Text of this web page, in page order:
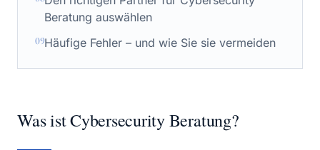
Beratung auswählen
09Häufige Fehler – und wie Sie sie vermeiden
Was ist Cybersecurity Beratung?